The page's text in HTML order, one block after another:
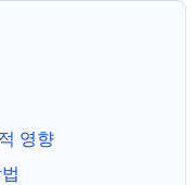
영향